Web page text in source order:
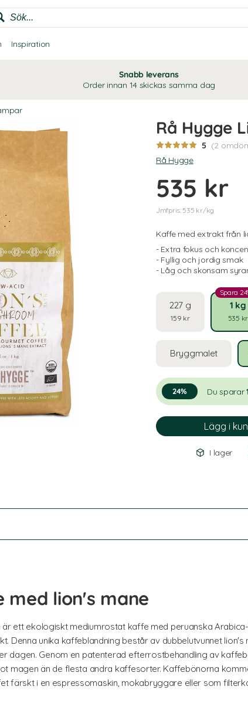
Inspiration
Snabb leverans
Order innan 14 skickas samma dag
Rå Hygge
5 (2
Rå Hygge
535 kr
Jmfpris: 535 kr/kg
Kaffe med extrakt från
- Extra fokus och
- Fyllig och jordig smak
- Låg och skonsam
227 g
159 kr
1 kg
535 kr
Spara
Bryggmalet
24% Du sparar
I lager
lion's mane
är ett ekologiskt mediumrostat kaffe med peruanska
Denna unika kaffeblandning består av dubbelutvunnet
dagen. Genom en patenterad efterrostbehandling av
magen än de flesta andra kaffesorter. Kaffebönorna
färskt i en espressomaskin, mokabryggare eller som